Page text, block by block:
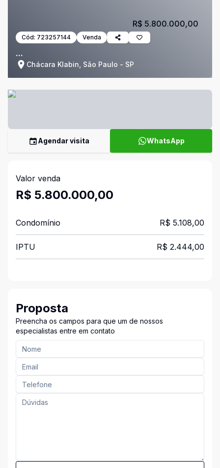
Cód: 723257144 Venda
...
Chácara Klabin, São Paulo - SP
R$ 5.800.000,00
Agendar visita WhatsApp
Valor venda
R$ 5.800.000,00
Condomínio R$ 5.108,00
IPTU R$ 2.444,00
Proposta
Preencha os campos para que um de nossos
especialistas entre em contato